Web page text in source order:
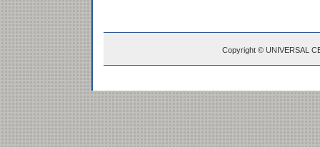
Copyright © UNIVERSAL